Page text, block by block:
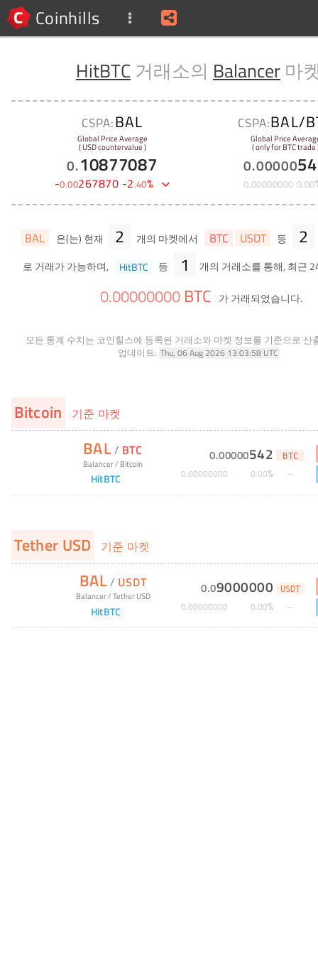
Coinhills
HitBTC 거래소의 Balancer 마
CSPA:BAL
Global Price Average
( USD countervalue )
0.10877087
-0.00267870 -2.40%
CSPA:BAL/
Global Price
( only for BTC trade
0.00000
0.00000000 0.00
BAL 은(는) 현재 2 개의 마켓에서 BTC USDT 등 2
로 거래가 가능하며,
HitBTC 등 1 개의 거래소를 통해, 최근
0.00000000 BTC 가 거래되었습니다.
모든 통계 수치는 코인힐스에 등록된 거래소와 마켓 정보를 기준으로 산
업데이트: Thu, 06 Aug 2026 13:03:58 UTC
Bitcoin 기준 마켓
BAL/ BTC
Balancer/ Bitcoin
HitBTC
0.00000542 BTC
0.00000000 0.00%
Tether USD 기준 마켓
BAL/ USDT
Balancer/Tether USD
HitBTC
0.09000000 USDT
0.00000000 0.00%